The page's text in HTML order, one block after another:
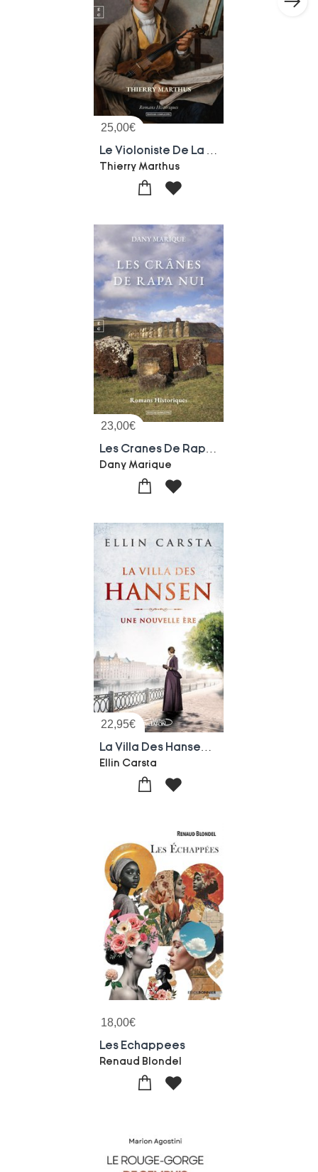
25,00€
Thierry Marthus
23,00€
Dany Marique
22,95€
Ellin Carsta
18,00€
Les Echappees
Renaud Blondel